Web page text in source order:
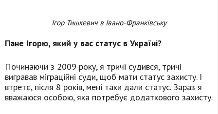
Ігор Тишкевич в Івано-Франківську
Пане Ігорю, який у вас статус в Україні?
Починаючи з 2009 року, я тричі судився, тричі
вигравав міграційні суди, щоб мати статус захисту. І
втретє, після 8 років, мені таки дали статус. Зараз я
вважаюся особою, яка потребує додаткового захисту.